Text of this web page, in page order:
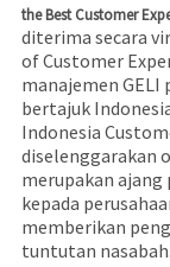
the Best Customer
diterima secara
of Customer
manajemen GELI
bertajuk
Indonesia
diselenggarakan
merupakan
kepada
memberikan
tuntutan nasabah.